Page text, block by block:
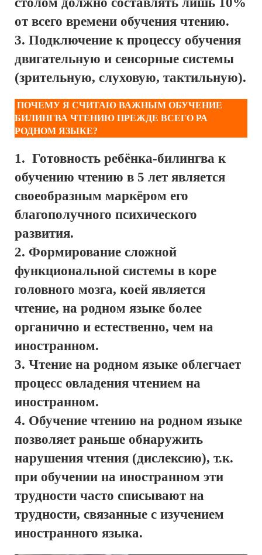
от всего времени обучения чтению.
Подключение к процессу обучения
двигательную и сенсорные системы
(зрительную, слуховую, тактильную).
ПОЧЕМУ Я СЧИТАЮ ВАЖНЫМ ОБУЧЕНИЕ
БИЛИНГВА ЧТЕНИЮ ПРЕЖДЕ ВСЕГО РА
РОДНОМ ЯЗЫКЕ?
Готовность ребёнка-билингва к
обучению чтению в 5 лет является
своеобразным маркёром его
благополучного психического
развития.
Формирование сложной
функциональной системы в коре
головного мозга, коей является
чтение, на родном языке более
органично и естественно, чем на
иностранном.
Чтение на родном языке облегчает
процесс овладения чтением на
иностранном.
Обучение чтению на родном языке
позволяет раньше обнаружить
нарушения чтения (дислексию), т.к.
при обучении на иностранном эти
трудности часто списывают на
трудности, связанные с изучением
иностранного языка.